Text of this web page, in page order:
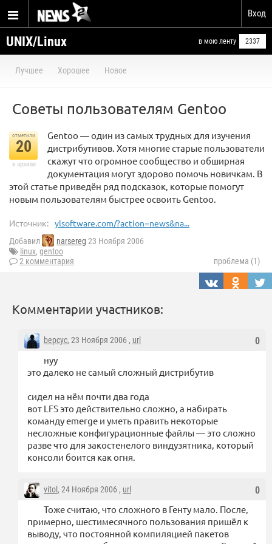
Вход
UNIX/Linux в мою ленту 2337
Лучшее Хорошее Новое
Советы пользователям Gentoo
отметили
20
в архиве
Gentoo — один из самых трудных для изучения
дистрибутивов. Хотя многие старые пользователи
скажут что огромное сообщество и обширная
документация могут здорово помочь новичкам. В
этой статье приведён ряд подсказок, которые помогут
новым пользователям быстрее освоить Gentoo.
Источник: ylsoftware.com/?action=news&na...
Добавил narsereg 23 Ноября 2006
linux, gentoo
2 комментария
проблема (1)
Комментарии участников:
0
bepcyc, 23 Ноября 2006 , url
нуу
это далеко не самый сложный дистрибутив
сидел на нём почти два года
вот LFS это действительно сложно, а набирать
команду emerge и уметь править некоторые
несложные конфигурационные файлы — это сложно
разве что для закостенелого виндузятника, который
консоли боится как огня.
0
vitol , 24 Ноября 2006 , url
Тоже считаю, что сложного в Генту мало. После,
примерно, шестимесячного пользования пришёл к
выводу, что постоянной компиляцией пакетов